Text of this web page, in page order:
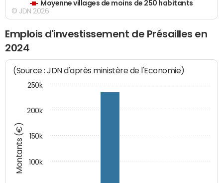
Moyenne villages de moins de 250 habitants
© JDN 2026
Emplois d'investissement de Présailles en
2024
Montants (€)
(Source : JDN d'après ministère de l'Economie)
100k
150k
200k
250k